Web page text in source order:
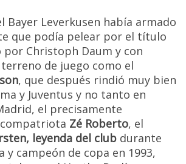
Bayer Leverkusen había armado
que podía pelear por el título
Christoph Daum y con
de juego como el
, que después rindió muy bien
y Juventus y no tanto en
el precisamente
Zé Roberto, el
leyenda del club durante
y campeón de copa en 1993,